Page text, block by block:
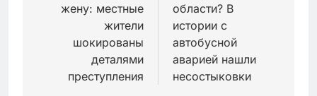
жену: местные
жители
шокированы
деталями
преступления
области? В
истории с
автобусной
аварией нашли
несостыковки